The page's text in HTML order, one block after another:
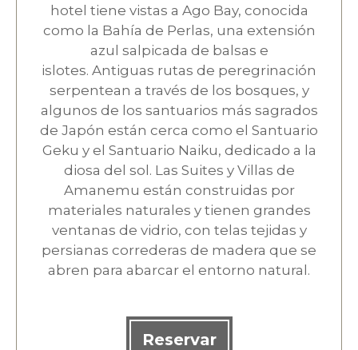
hotel tiene vistas a Ago Bay, conocida
como la Bahía de Perlas, una extensión
azul salpicada de balsas e
islotes. Antiguas rutas de peregrinación
serpentean a través de los bosques, y
algunos de los santuarios más sagrados
de Japón están cerca como el Santuario
Geku y el Santuario Naiku, dedicado a la
diosa del sol. Las Suites y Villas de
Amanemu están construidas por
materiales naturales y tienen grandes
ventanas de vidrio, con telas tejidas y
persianas correderas de madera que se
abren para abarcar el entorno natural.
Reservar